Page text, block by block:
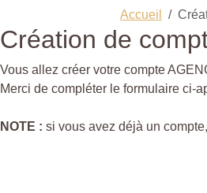
Accueil
Création de
Vous allez créer votre compte
Merci de compléter le formulaire ci-
NOTE : si vous avez déjà un